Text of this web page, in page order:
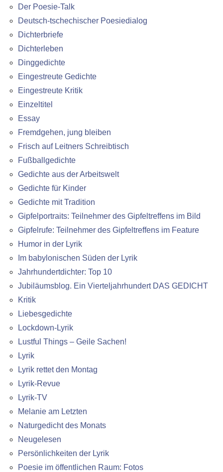
Der Poesie-Talk
Deutsch-tschechischer Poesiedialog
Dichterbriefe
Dichterleben
Dinggedichte
Eingestreute Gedichte
Eingestreute Kritik
Einzeltitel
Essay
Fremdgehen, jung bleiben
Frisch auf Leitners Schreibtisch
Fußballgedichte
Gedichte aus der Arbeitswelt
Gedichte für Kinder
Gedichte mit Tradition
Gipfelportraits: Teilnehmer des Gipfeltreffens im Bild
Gipfelrufe: Teilnehmer des Gipfeltreffens im Feature
Humor in der Lyrik
Im babylonischen Süden der Lyrik
Jahrhundertdichter: Top 10
Jubiläumsblog. Ein Vierteljahrhundert DAS GEDICHT
Kritik
Liebesgedichte
Lockdown-Lyrik
Lustful Things – Geile Sachen!
Lyrik
Lyrik rettet den Montag
Lyrik-Revue
Lyrik-TV
Melanie am Letzten
Naturgedicht des Monats
Neugelesen
Persönlichkeiten der Lyrik
Poesie im öffentlichen Raum: Fotos